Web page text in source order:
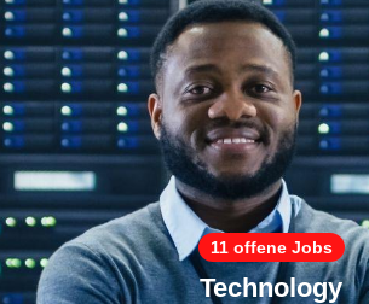
11 offene Jobs
Technology